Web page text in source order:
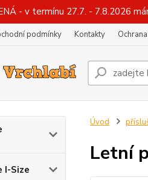
- v termínu 27.7. - 7.8.2026
podmínky Kontakty
I-Size
Úvod
Letní